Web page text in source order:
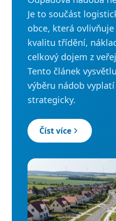
Je to součást
obce, která
kvalitu třídění,
celkový dojem z
Tento článek
výběru nádob
strategicky.
Číst více